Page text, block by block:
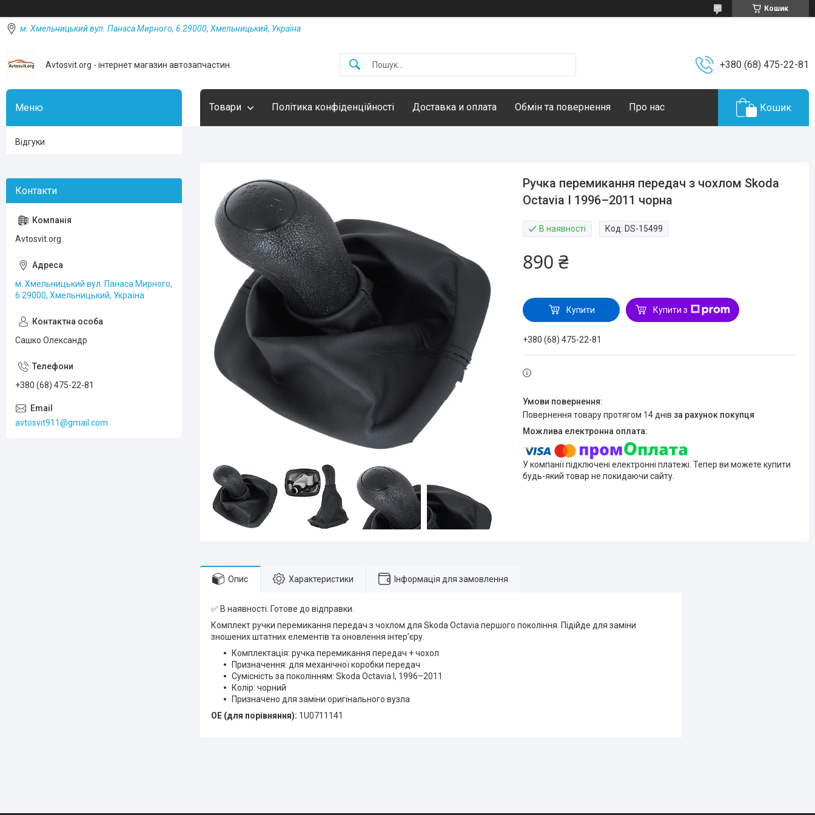
Кошик
м. Хмельницький вул. Панаса Мирного, 6 29000, Хмельницький, Україна
Avtosvit.org - інтернет магазин автозапчастин. +380 (68) 475-22-81
Товари Політика конфіденційності Доставка и оплата Обмін та повернення Про нас Кошик
Ручка перемикання передач з чохлом Skoda
Octavia I 1996–2011 чорна
В наявності Код: DS-15499
890 ₴
Купити Купити з
+380 (68) 475-22-81
повернення товару протягом 14 днів за рахунок покупця
У компанії підключені електронні платежі. Тепер ви можете купити
будь-який товар не покидаючи сайту.
Опис Характеристики Інформація для замовлення
✅ В наявності. Готове до відправки.
Комплект ручки перемикання передач з чохлом для Skoda Octavia першого покоління. Підійде для заміни
зношених штатних елементів та оновлення інтерʼєру.
Комплектація: ручка перемикання передач + чохол
Призначення: для механічної коробки передач
Сумісність за поколінням: Skoda Octavia I, 1996–2011
Колір: чорний
Призначено для заміни оригінального вузла
OE (для порівняння): 1U0711141
Відгуки
Avtosvit.org
м. Хмельницький вул. Панаса Мирного,
6 29000, Хмельницький, Україна
Сашко Олександр
+380 (68) 475-22-81
avtosvit911@gmail.com